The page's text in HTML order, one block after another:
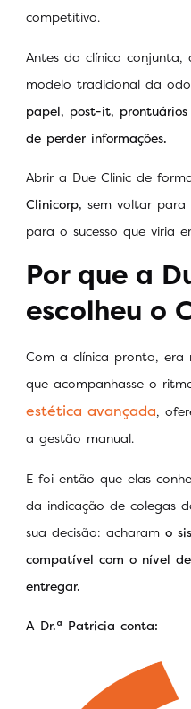
competitivo.
Antes da clínica
modelo tradicional da
papel, post-it,
de perder informações.
Abrir a Due Clinic de
Clinicorp, sem voltar para
para o sucesso que viria
Por que a
escolheu o
Com a clínica pronta, era
que acompanhasse o
estética avançada,
a gestão manual.
E foi então que elas
da indicação de colegas
sua decisão: acharam o
compatível com o nível
entregar.
A Dr.ª Patricia conta: